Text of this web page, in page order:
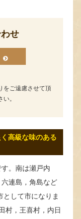
せ
をご遠慮させて頂
。
高級な味のある
。南は瀬戸内
連島，角島など
して市になりま
村，王喜村，内日